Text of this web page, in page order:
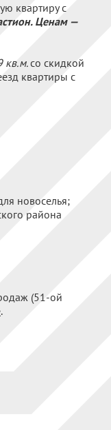
квартиру с
Ценам —
кв.м.со скидкой
квартиры с
новоселья;
района
(51-ой
.